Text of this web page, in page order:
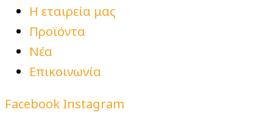
Η εταιρεία μας
Προϊόντα
Νέα
Επικοινωνία
Facebook Instagram